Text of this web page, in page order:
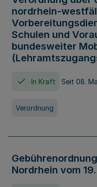
nordrhein-
Schulen und
bundesweiter
In Kraft Seit 08.
Verordnung
Nordrhein vom